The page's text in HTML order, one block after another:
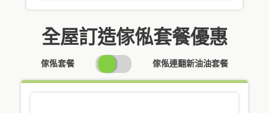
全屋訂造傢俬套餐優惠
傢俬套餐
SWITCH
PRICING
傢俬連翻新油油套餐